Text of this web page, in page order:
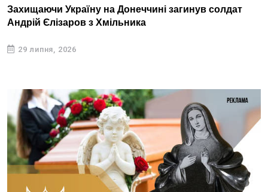
Захищаючи Україну на Донеччині загинув солдат
Андрій Єлізаров з Хмільника
29 липня, 2026